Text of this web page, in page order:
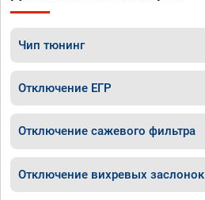
Чип тюнинг
Отключение ЕГР
Отключение сажевого фильтра
Отключение вихревых заслонок